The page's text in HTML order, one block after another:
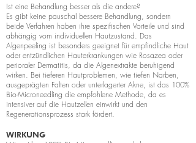
Ist eine Behandlung besser als die andere?
Es gibt keine pauschal bessere Behandlung, sondern
beide Verfahren haben ihre spezifischen Vorteile und sind
abhängig vom individuellen Hautzustand. Das
Algenpeeling ist besonders geeignet für empfindliche Haut
oder entzündlichen Hauterkrankungen wie Rosazea oder
perioraler Dermatitis, da die Algenextrakte beruhigend
wirken. Bei tieferen Hautproblemen, wie tiefen Narben,
ausgeprägten Falten oder unterlagerter Akne, ist das 100%
Bio-Microneedling die empfohlene Methode, da es
intensiver auf die Hautzellen einwirkt und den
Regenerationsprozess stark fördert.
WIRKUNG